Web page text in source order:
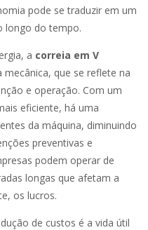
pode se traduzir em um
longo do tempo.
a correia em V
que se reflete na
e operação. Com um
eficiente, há uma
da máquina, diminuindo
preventivas e
podem operar de
longas que afetam a
os lucros.
de custos é a vida útil